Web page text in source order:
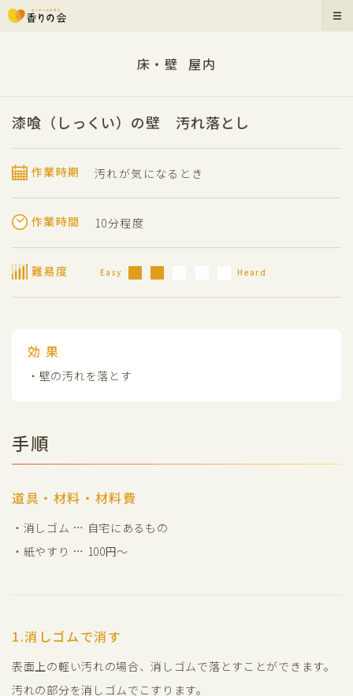
床・壁 屋内
漆喰（しっくい）の壁 汚れ落とし
作業時期 汚れが気になるとき
作業時間 10分程度
難易度 Easy Heard
効 果
・壁の汚れを落とす
手順
道具・材料・材料費
・消しゴム … 自宅にあるもの
・紙やすり … 100円～
1.消しゴムで消す
表面上の軽い汚れの場合、消しゴムで落とすことができます。
汚れの部分を消しゴムでこすります。